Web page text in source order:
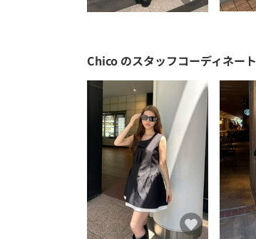
Chico のスタッフコーディネート